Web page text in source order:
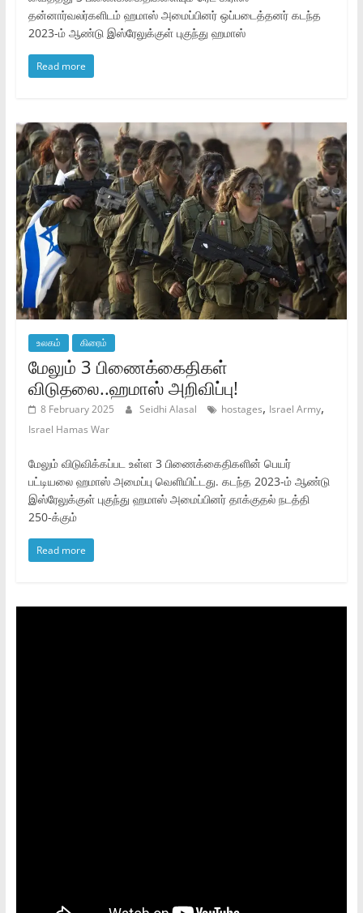
தன்னார்வலர்களிடம் ஹமாஸ் அமைப்பினர் ஒப்படைத்தனர் கடந்த
2023-ம் ஆண்டு இஸ்ரேலுக்குள் புகுந்து ஹமாஸ்
Read more
உலகம் கிரைம்
மேலும் 3 பிணைக்கைதிகள்
விடுதலை..ஹமாஸ் அறிவிப்பு!
8 February 2025 Seidhi Alasal hostages, Israel Army,
Israel Hamas War
மேலும் விடுவிக்கப்பட உள்ள 3 பிணைக்கைதிகளின் பெயர்
பட்டியலை ஹமாஸ் அமைப்பு வெளியிட்டது. கடந்த 2023-ம் ஆண்டு
இஸ்ரேலுக்குள் புகுந்து ஹமாஸ் அமைப்பினர் தாக்குதல் நடத்தி
250-க்கும்
Read more